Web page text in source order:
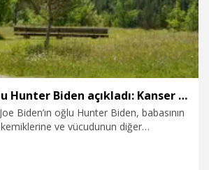
Joe Biden’ın oğlu Hunter Biden açıkladı: Kanser tüm vücuduna yayıldı
Biden’ın oğlu Hunter Biden, babasının
ve vücudunun diğer